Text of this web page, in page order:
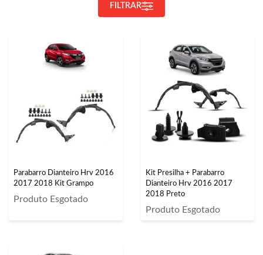
FILTRAR
Parabarro Dianteiro Hrv 2016
2017 2018 Kit Grampo
Produto Esgotado
Kit Presilha + Parabarro
Dianteiro Hrv 2016 2017
2018 Preto
Produto Esgotado